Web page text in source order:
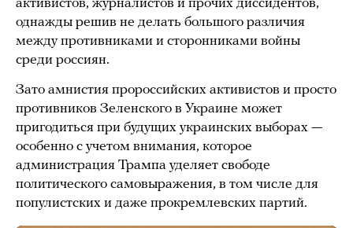
активистов, журналистов и прочих диссидентов,
однажды решив не делать большого различия
между противниками и сторонниками войны
среди россиян.
Зато амнистия пророссийских активистов и просто
противников Зеленского в Украине может
пригодиться при будущих украинских выборах —
особенно с учетом внимания, которое
администрация Трампа уделяет свободе
политического самовыражения, в том числе для
популистских и даже прокремлевских партий.